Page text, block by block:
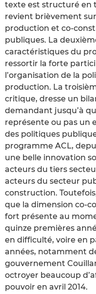
texte est structuré en
revient brièvement
production et co-
publiques. La
caractéristiques du
ressortir la forte
l’organisation de la
production. La
critique, dresse un
demandant jusqu’à
représente ou pas un
des politiques
programme ACL,
une belle innovation
acteurs du tiers
acteurs du secteur
construction.
que la dimension co-
fort présente au
quinze premières
en difficulté, voire en
années, notamment
gouvernement
octroyer beaucoup
pouvoir en avril 2014.